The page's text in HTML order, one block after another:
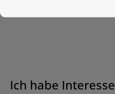
Ich habe Interesse